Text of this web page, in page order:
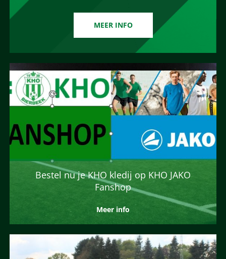
MEER INFO
Bestel nu je KHO kledij op KHO JAKO
Fanshop
Meer info